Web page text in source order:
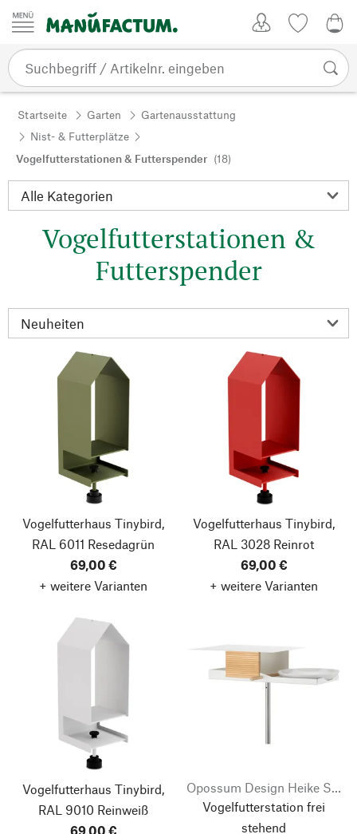
Zum Inhalt springen
Startseite Garten
Gartenausstattung
Nist- & Futterplätze
Vogelfutterstationen & Futterspender (18)
Vogelfutterstationen &
Futterspender
Vogelfutterhaus Tinybird,
RAL 6011 Resedagrün
69,00 €
+ weitere Varianten
Vogelfutterhaus Tinybird,
RAL 3028 Reinrot
69,00 €
+ weitere Varianten
Vogelfutterhaus Tinybird,
RAL 9010 Reinweiß
69,00 €
Opossum Design Heike Sinnig
Vogelfutterstation frei
stehend